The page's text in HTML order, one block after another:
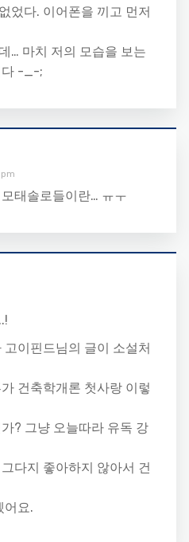
었다. 이어폰을 끼고 먼저
… 마치 저의 모습을 보는
다 -_-;
태솔로들이란… ㅠㅜ
이핀드님의 글이 소설처
건축학개론 첫사랑 이렇
? 그냥 오늘따라 유독 강
다지 좋아하지 않아서 건
어요.